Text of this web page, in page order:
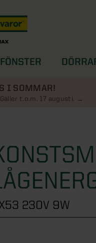
FÖNSTER
I SOMMAR!
t.o.m. 17 augusti.
230V 9W